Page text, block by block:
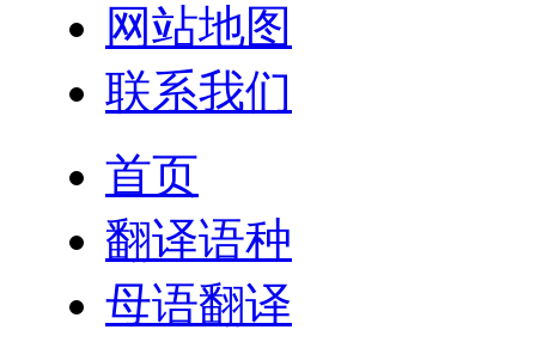
网站地图
联系我们
首页
翻译语种
母语翻译